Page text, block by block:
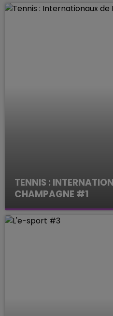
TENNIS :
CHAMPAGNE #1
Le Mag des Sports